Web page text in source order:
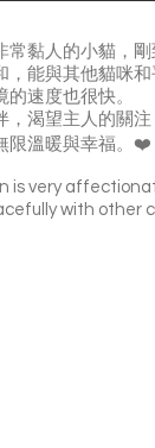
常黏人的小貓，
，能與其他貓咪
速度也很快。
，渴望主人的關
限溫暖與幸福。❤️
is very
with other